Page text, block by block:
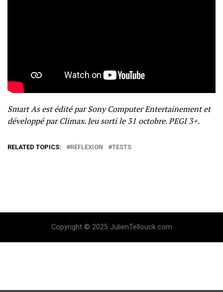
Smart As est édité par Sony Computer Entertainement et
développé par Climax. Jeu sorti le 31 octobre. PEGI 3+.
RELATED TOPICS: RÉFLEXION TESTS
Copyright © 2025 JulienTellouck.com